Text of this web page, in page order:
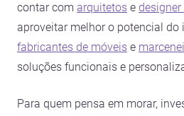
contar com arquitetos e
aproveitar melhor o potencial do
fabricantes de móveis e
soluções funcionais e
Para quem pensa em morar,